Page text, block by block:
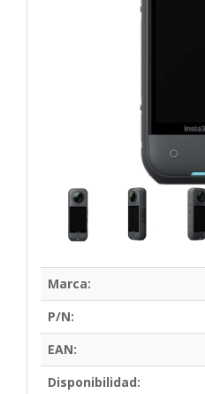
Marca:
P/N:
EAN:
Disponibilidad: